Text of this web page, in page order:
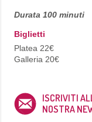
Durata 100 minuti
Biglietti
Platea 22€
Galleria 20€
ISCRIVITI
NOSTRA